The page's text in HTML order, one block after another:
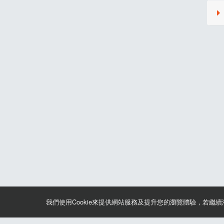
我們使用Cookie來提供網站服務及提升您的瀏覽體驗，若繼